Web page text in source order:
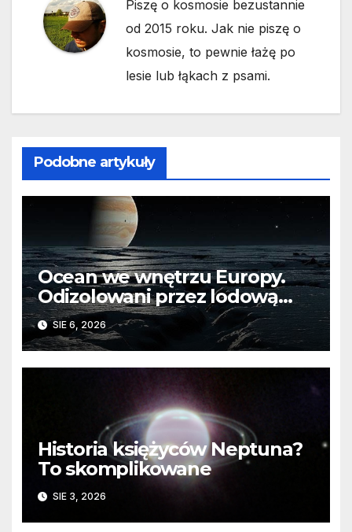
Piszę o kosmosie bezustannie
od 2015 roku. Jak nie piszę o
kosmosie, to pewnie łażę po
lesie lub łąkach z psami.
Podobne artykuły
Ocean we wnętrzu Europy.
Odizolowani przez lodową
barierę
SIE 6, 2026
Historia księżyców Neptuna?
To skomplikowane
SIE 3, 2026